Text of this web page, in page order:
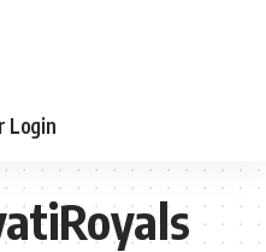
Login